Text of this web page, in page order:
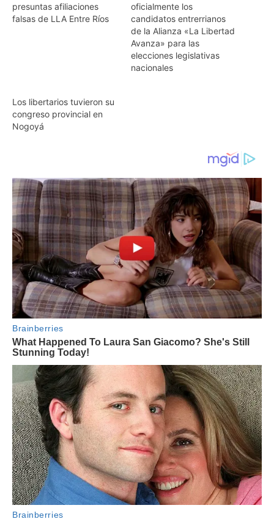
presuntas afiliaciones
falsas de LLA Entre Ríos
oficialmente los
candidatos entrerrianos
de la Alianza «La Libertad
Avanza» para las
elecciones legislativas
nacionales
Los libertarios tuvieron su
congreso provincial en
Nogoyá